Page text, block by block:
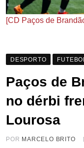
[CD Paços de
DESPORTO
Paços de
no dérbi
Lourosa
POR MARCELO BRITO